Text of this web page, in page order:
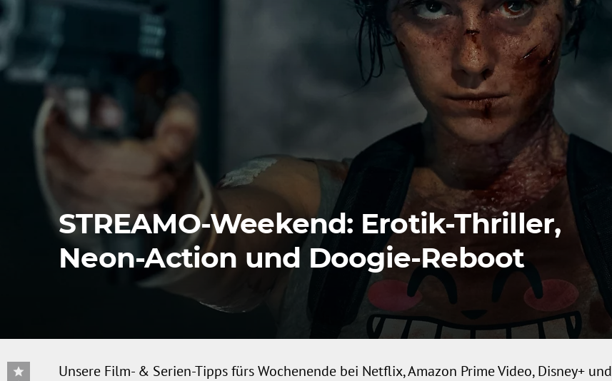
STREAMO-Weekend: Erotik-Thriller,
Neon-Action und Doogie-Reboot
Unsere Film- & Serien-Tipps fürs Wochenende bei Netflix, Amazon Prime Video, Disney+ und